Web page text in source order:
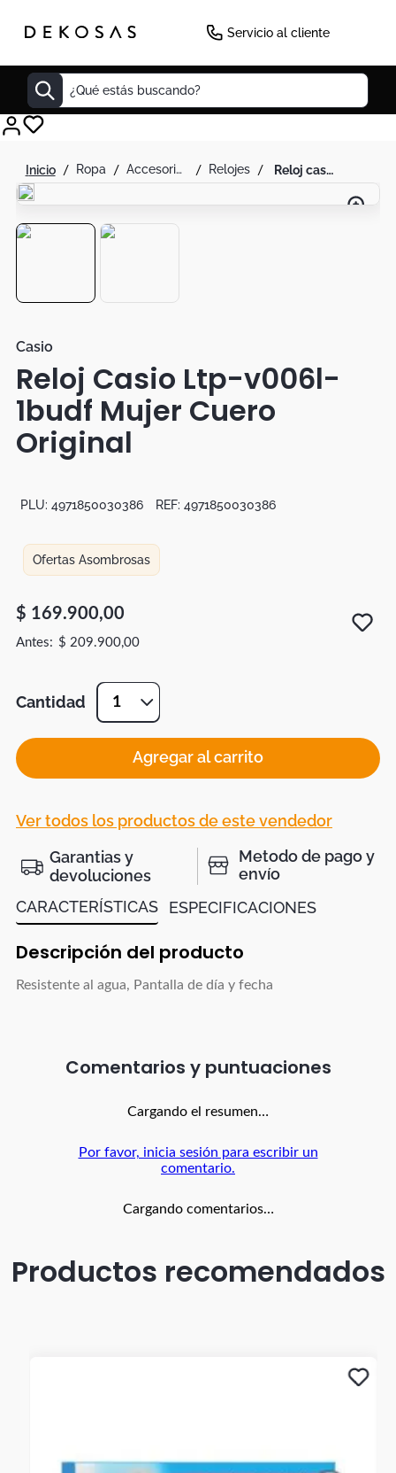
Servicio al cliente
¿Qué estás buscando?
ropa accesorios de moda relojes reloj casio ltp-v006l-1budf mujer cuero original
Casio
Reloj Casio Ltp-v006l-
1budf Mujer Cuero
Original
PLU: 4971850030386 REF: 4971850030386
Ofertas Asombrosas
$ 169.900,00
$ 209.900,00
Cantidad 1
Agregar al carrito
Ver todos los productos de este vendedor
Garantias y
devoluciones
Metodo de pago y
envío
CARACTERÍSTICAS
ESPECIFICACIONES
Descripción del producto
Resistente al agua, Pantalla de día y fecha
Comentarios
Cargando el resumen…
Por favor, inicia sesión para escribir un
comentario.
Cargando comentarios…
Productos recomendados
Decoracion
Cuadro
Sillas
Duvet
Botas
Dko